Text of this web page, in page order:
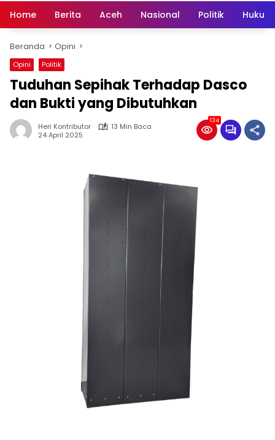
Home Berita Aceh Nasional Politik
Beranda Opini
Opini Politik
Tuduhan Sepihak Terhadap Dasco
dan Bukti yang Dibutuhkan
Heri Kontributor
13 Min Baca
24 April 2025
134